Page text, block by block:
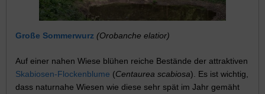
Große Sommerwurz (Orobanche elatior)
Auf einer nahen Wiese blühen reiche Bestände der attraktiven
Skabiosen-Flockenblume (Centaurea scabiosa). Es ist wichtig,
dass naturnahe Wiesen wie diese sehr spät im Jahr gemäht